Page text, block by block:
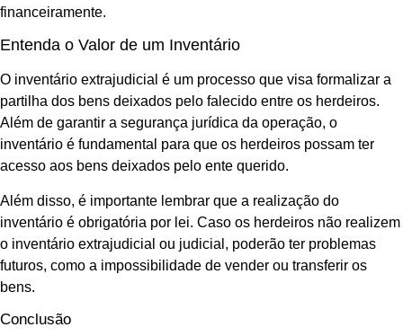
financeiramente.
Entenda o Valor de um Inventário
O inventário extrajudicial é um processo que visa formalizar a
partilha dos bens deixados pelo falecido entre os herdeiros.
Além de garantir a segurança jurídica da operação, o
inventário é fundamental para que os herdeiros possam ter
acesso aos bens deixados pelo ente querido.
Além disso, é importante lembrar que a realização do
inventário é obrigatória por lei. Caso os herdeiros não realizem
o inventário extrajudicial ou judicial, poderão ter problemas
futuros, como a impossibilidade de vender ou transferir os
bens.
Conclusão